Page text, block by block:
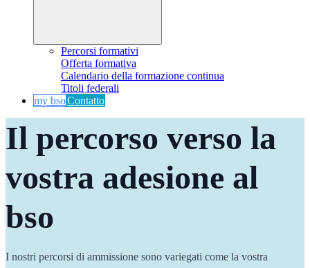
Percorsi formativi
Offerta formativa
Calendario della formazione continua
Titoli federali
my bsoContatto
Il percorso verso la
vostra adesione al
bso
I nostri percorsi di ammissione sono variegati come la vostra